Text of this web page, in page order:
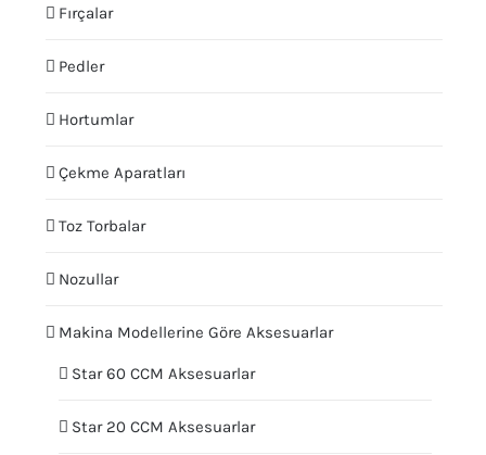
Fırçalar
Pedler
Hortumlar
Çekme Aparatları
Toz Torbalar
Nozullar
Makina Modellerine Göre Aksesuarlar
Star 60 CCM Aksesuarlar
Star 20 CCM Aksesuarlar